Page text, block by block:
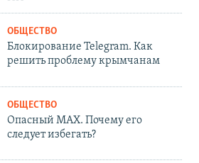
ОБЩЕСТВО
Блокирование Telegram. Как
решить проблему крымчанам
ОБЩЕСТВО
Опасный MAX. Почему его
следует избегать?